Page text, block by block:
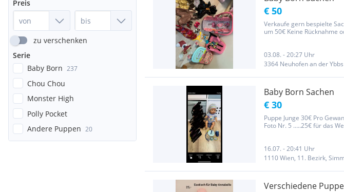
Preis
zu verschenken
Serie
Baby Born 237
Chou Chou
Monster High
Polly Pocket
Andere Puppen 20
€ 50
Verkaufe gern bespielte
um 50€ Keine Rücknahme
03.08. - 20:27 Uhr
3364 Neuhofen an der Ybbs
Baby Born Sachen
€ 30
Puppe Junge 30€ Pro
Foto Nr. 5 …..25€ für das
16.07. - 20:41 Uhr
1110 Wien, 11. Bezirk,
Verschiedene